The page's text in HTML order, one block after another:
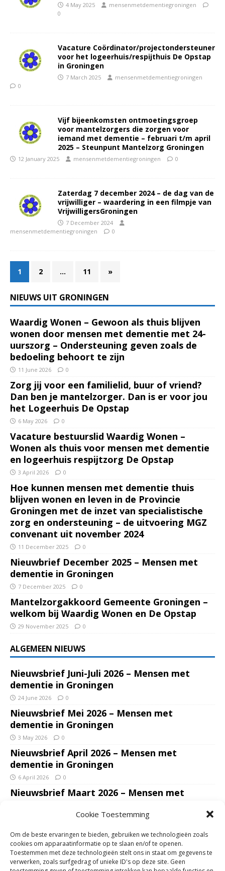
Cookie Toestemming
Om de beste ervaringen te bieden, gebruiken we technologieën zoals
cookies om apparaatinformatie op te slaan en/of te openen.
Toestemmen met deze technologieën stelt ons in staat om gegevens te
verwerken, zoals surfgedrag of unieke ID's op deze site. Geen
4 May 2025
mensenmetdementiegroningen
0
Vacature Coördinator/projectondersteuner
voor het logeerhuis/respijthuis De Opstap
in Groningen
7 March 2025
mensenmetdementiegroningen
0
Vijf bijeenkomsten ontmoetingsgroep
voor mantelzorgers die zorgen voor
iemand met dementie – februari t/m april
2025 – Steunpunt Mantelzorg Groningen
12 January 2025 mensenmetdementiegroningen 0
Zaterdag 7 december 2024 – de dag van de
vrijwilliger – waardering in een filmpje van
VrijwilligersGroningen
7 December 2024
mensenmetdementiegroningen
0
1 2 … 11 »
NIEUWS UIT GRONINGEN
Waardig Wonen – Gewoon als thuis blijven
wonen door mensen met dementie met 24-
uurszorg – Ondersteuning geven zoals de
bedoeling behoort te zijn
11 June 2026 0
Zorg jij voor een familielid, buur of vriend?
Dan ben je mantelzorger. Dan is er voor jou
het Logeerhuis De Opstap
6 May 2026 0
Vacature bestuurslid Waardig Wonen –
Wonen als thuis voor mensen met dementie
en logeerhuis respijtzorg De Opstap
3 April 2026 0
Hoe kunnen mensen met dementie thuis
blijven wonen en leven in de Provincie
Groningen met de inzet van specialistische
zorg en ondersteuning – de uitvoering MGZ
convenant uit november 2024
11 December 2025 0
Nieuwbrief December 2025 – Mensen met
dementie in Groningen
7 December 2025 0
Mantelzorgakkoord Gemeente Groningen –
welkom bij Waardig Wonen en De Opstap
29 November 2025 0
ALGEMEEN NIEUWS
Nieuwsbrief Juni-Juli 2026 – Mensen met
dementie in Groningen
24 June 2026 0
Nieuwsbrief Mei 2026 – Mensen met
dementie in Groningen
3 May 2026 0
Nieuwsbrief April 2026 – Mensen met
dementie in Groningen
6 April 2026 0
Nieuwsbrief Maart 2026 – Mensen met
Nieuwsbrief Januari – Februari 2026 – Mensen
met dementie in Groningen
7 February 2026 0